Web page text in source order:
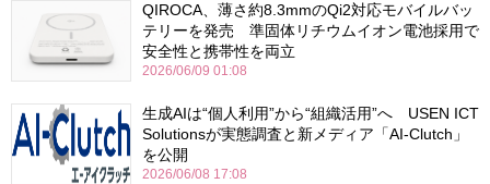
QIROCA、薄さ約8.3mmのQi2対応モバイルバッ
テリーを発売 準固体リチウムイオン電池採用で
安全性と携帯性を両立
2026/06/09 01:08
生成AIは“個人利用”から“組織活用”へ USEN ICT
Solutionsが実態調査と新メディア「AI-Clutch」
を公開
2026/06/08 17:08